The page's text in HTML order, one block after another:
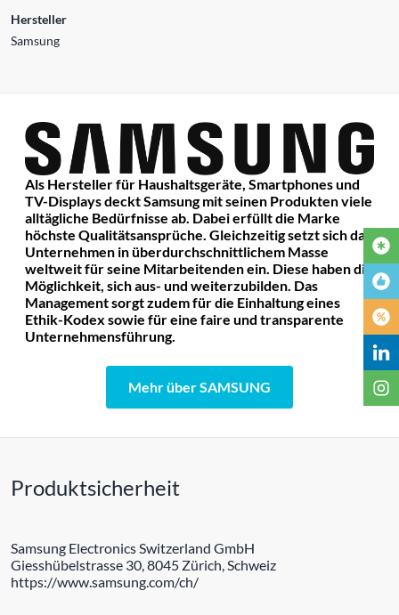
Hersteller
Samsung
Als Hersteller für Haushaltsgeräte, Smartphones und
TV-Displays deckt Samsung mit seinen Produkten viele
alltägliche Bedürfnisse ab. Dabei erfüllt die Marke
höchste Qualitätsansprüche. Gleichzeitig setzt sich das
Unternehmen in überdurchschnittlichem Masse
weltweit für seine Mitarbeitenden ein. Diese haben die
Möglichkeit, sich aus- und weiterzubilden. Das
Management sorgt zudem für die Einhaltung eines
Ethik-Kodex sowie für eine faire und transparente
Unternehmensführung.
Mehr über SAMSUNG
Produktsicherheit
Samsung Electronics Switzerland GmbH
Giesshübelstrasse 30, 8045 Zürich, Schweiz
https://www.samsung.com/ch/